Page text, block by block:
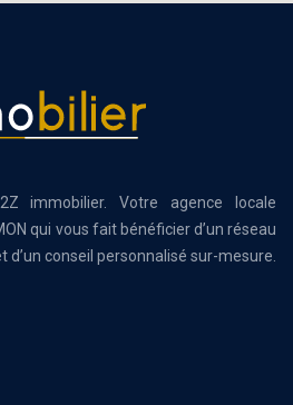
immobilier. Votre agence locale
qui vous fait bénéficier d’un réseau
d’un conseil personnalisé sur-mesure.